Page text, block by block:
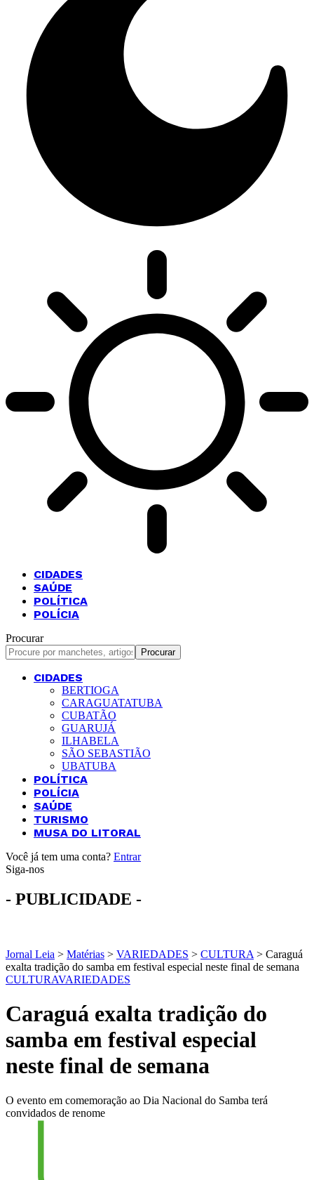
CIDADES
SAÚDE
POLÍTICA
POLÍCIA
Procurar
CIDADES
BERTIOGA
CARAGUATATUBA
CUBATÃO
GUARUJÁ
ILHABELA
SÃO SEBASTIÃO
UBATUBA
POLÍTICA
POLÍCIA
SAÚDE
TURISMO
MUSA DO LITORAL
Você já tem uma conta? Entrar
Siga-nos
- PUBLICIDADE -
Jornal Leia > Matérias > VARIEDADES > CULTURA > Caraguá
exalta tradição do samba em festival especial neste final de semana
CULTURAVARIEDADES
Caraguá exalta tradição do
samba em festival especial
neste final de semana
O evento em comemoração ao Dia Nacional do Samba terá
convidados de renome